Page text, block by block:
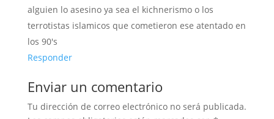
alguien lo asesino ya sea el kichnerismo o los
terrotistas islamicos que cometieron ese atentado en
los 90's
Responder
Enviar un comentario
Tu dirección de correo electrónico no será publicada.